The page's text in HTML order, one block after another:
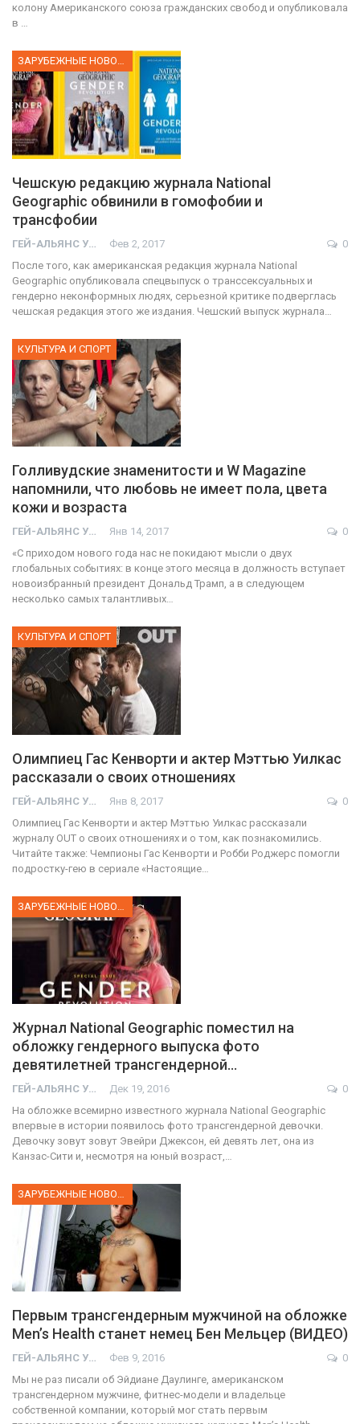
колону Американского союза гражданских свобод и опубликовала
в …
ЗАРУБЕЖНЫЕ НОВОСТИ
Чешскую редакцию журнала National
Geographic обвинили в гомофобии и
трансфобии
ГЕЙ-АЛЬЯНС УКРАИНА Фев 2, 2017
0
После того, как американская редакция журнала National
Geographic опубликовала спецвыпуск о транссексуальных и
гендерно неконформных людях, серьезной критике подверглась
чешская редакция этого же издания. Чешский выпуск журнала…
КУЛЬТУРА И СПОРТ
Голливудские знаменитости и W Magazine
напомнили, что любовь не имеет пола, цвета
кожи и возраста
ГЕЙ-АЛЬЯНС УКРАИНА Янв 14, 2017
0
«С приходом нового года нас не покидают мысли о двух
глобальных событиях: в конце этого месяца в должность вступает
новоизбранный президент Дональд Трамп, а в следующем
несколько самых талантливых…
КУЛЬТУРА И СПОРТ
Олимпиец Гас Кенворти и актер Мэттью Уилкас
рассказали о своих отношениях
ГЕЙ-АЛЬЯНС УКРАИНА Янв 8, 2017
0
Олимпиец Гас Кенворти и актер Мэттью Уилкас рассказали
журналу OUT о своих отношениях и о том, как познакомились.
Читайте также: Чемпионы Гас Кенворти и Робби Роджерс помогли
подростку-гею в сериале «Настоящие…
Журнал National Geographic поместил на
обложку гендерного выпуска фото
девятилетней трансгендерной…
ГЕЙ-АЛЬЯНС УКРАИНА Дек 19, 2016
0
На обложке всемирно известного журнала National Geographic
впервые в истории появилось фото трансгендерной девочки.
Девочку зовут зовут Эвейри Джексон, ей девять лет, она из
Канзас-Сити и, несмотря на юный возраст,…
ЗАРУБЕЖНЫЕ НОВОСТИ
Первым трансгендерным мужчиной на обложке
Men’s Health станет немец Бен Мельцер (ВИДЕО)
ГЕЙ-АЛЬЯНС УКРАИНА Фев 9, 2016
0
Мы не раз писали об Эйдиане Даулинге, американском
трансгендерном мужчине, фитнес-модели и владельце
собственной компании, который мог стать первым